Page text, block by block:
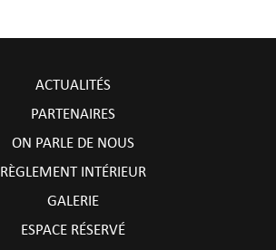
ACTUALITÉS
PARTENAIRES
ON PARLE DE NOUS
RÈGLEMENT INTÉRIEUR
GALERIE
ESPACE RÉSERVÉ